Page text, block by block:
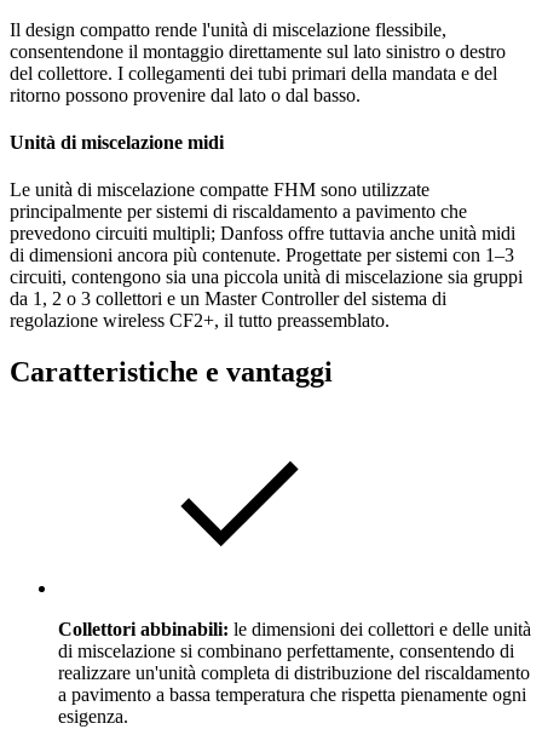
Il design compatto rende l'unità di miscelazione flessibile,
consentendone il montaggio direttamente sul lato sinistro o destro
del collettore. I collegamenti dei tubi primari della mandata e del
ritorno possono provenire dal lato o dal basso.
Unità di miscelazione midi
Le unità di miscelazione compatte FHM sono utilizzate
principalmente per sistemi di riscaldamento a pavimento che
prevedono circuiti multipli; Danfoss offre tuttavia anche unità midi
di dimensioni ancora più contenute. Progettate per sistemi con 1–3
circuiti, contengono sia una piccola unità di miscelazione sia gruppi
da 1, 2 o 3 collettori e un Master Controller del sistema di
regolazione wireless CF2+, il tutto preassemblato.
Caratteristiche e vantaggi
Collettori abbinabili: le dimensioni dei collettori e delle unità
di miscelazione si combinano perfettamente, consentendo di
realizzare un'unità completa di distribuzione del riscaldamento
a pavimento a bassa temperatura che rispetta pienamente ogni
esigenza.